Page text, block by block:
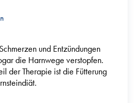
und Entzündungen
die Harnwege verstopfen.
der Therapie ist die Fütterung